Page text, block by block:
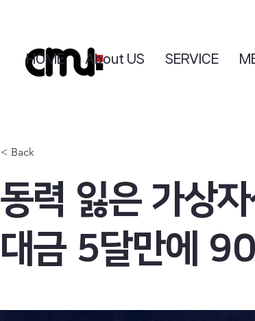
HOME About US SERVICE
< Back
동력 잃은 가상
대금 5달만에